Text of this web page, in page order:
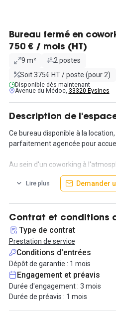
Bureau fermé en
750 € / mois (HT)
9 m²
2 postes
Soit 375€ HT / poste (pour 2)
Disponible dès maintenant
Avenue du Médoc, 33320 Eysines
Description de
Ce bureau disponible à la
parfaitement agencée pour
Au sein d'un coworking à
vous aurez la possibilité de
Ceci que ce soit autour d'une
effet, les échanges
l'endroit idéal pour étendre votre
encourager des interactions
respect.
Les équipements sont à la fois
proposant des bureaux partagés
bien équipées, un open-space,
sur place.
Lors de vos pauses, vous pourrez
est accessible à 20 minutes de
Lire plus Demander
Contrat et conditions
Type de contrat
Prestation de service
Conditions d'entrées
Dépôt de garantie : 1 mois
Engagement et préavis
Durée d'engagement : 3 mois
Durée de préavis : 1 mois